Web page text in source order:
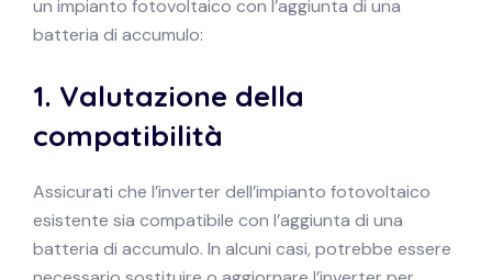
un impianto fotovoltaico con l’aggiunta di una
batteria di accumulo:
1. Valutazione della
compatibilità
Assicurati che l’inverter dell’impianto fotovoltaico
esistente sia compatibile con l’aggiunta di una
batteria di accumulo. In alcuni casi, potrebbe essere